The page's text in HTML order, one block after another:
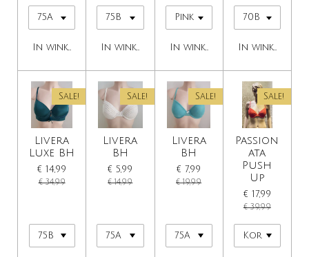
In winkelwagenIn winkelwagenIn winkelwagenIn
Sale!
Livera
Luxe BH
€ 14,99
€ 34,99
Sale!
Livera
BH
€ 5,99
€ 14,99
Sale!
Livera
BH
€ 7,99
€ 19,99
Sale!
Passion
ata
Push
Up
€ 17,99
€ 39,99